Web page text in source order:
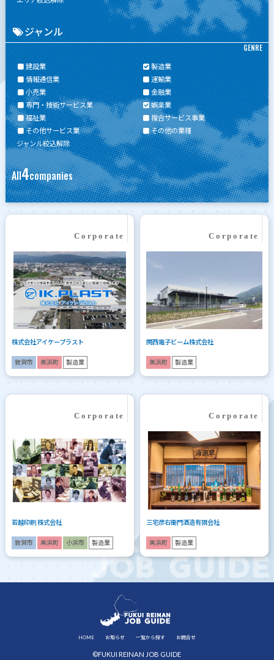
ジャンル
GENRE
建設業
製造業
情報通信業
運輸業
小売業
金融業
専門・技術サービス業
娯楽業
福祉業
複合サービス事業
その他サービス業
その他の業種
ジャンル絞込解除
All4companies
株式会社アイケープラスト
敦賀市 美浜町 製造業
関西電子ビーム株式会社
美浜町 製造業
若越印刷 株式会社
敦賀市 美浜町 小浜市 製造業
三宅彦右衛門酒造有限会社
美浜町 製造業
HOME お知らせ 一覧から探す お問合せ
©FUKUI REINAN JOB GUIDE